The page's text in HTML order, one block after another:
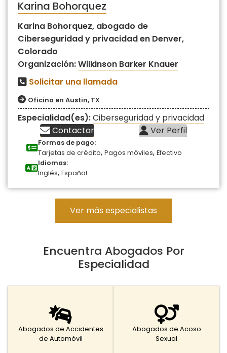
Karina Bohorquez
Karina Bohorquez, abogado de
Ciberseguridad y privacidad en Denver,
Colorado
Organización:Wilkinson Barker Knauer
Solicitar una llamada
Oficina en Austin, TX
Especialidad(es):Ciberseguridad y privacidad
Contactar
Ver Perfil
Formas de pago:
Tarjetas de crédito, Pagos móviles, Efectivo
Idiomas:
Inglés, Español
Ver más especialistas
Encuentra Abogados Por
Especialidad
Abogados de Accidentes
de Automóvil
Abogados de Acoso
Sexual